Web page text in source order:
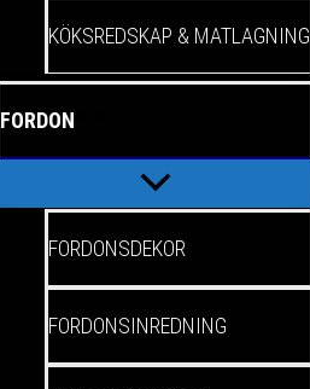
KÖKSREDSKAP & MATLAGNING
FORDON
FORDONSDEKOR
FORDONSINREDNING